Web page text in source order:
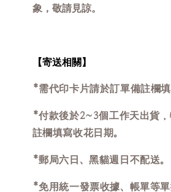
象，敬請見諒。
【寄送相關】
*需代印卡片請於訂單備註欄
*付款後於2~3個工作天出貨
註欄填寫收花日期。
*郵局六日、黑貓週日不配送。
*免用統一發票收據、帳單等